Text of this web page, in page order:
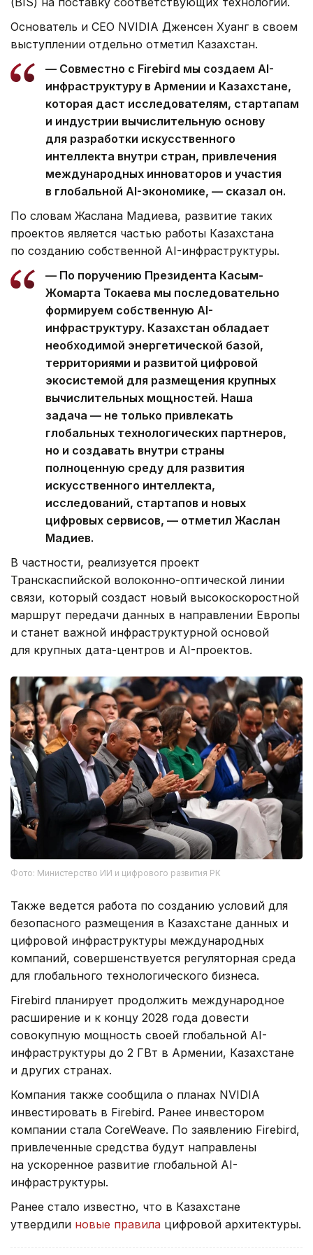
Основатель и CEO NVIDIA Дженсен Хуанг в своем
выступлении отдельно отметил Казахстан.
— Совместно с Firebird мы создаем AI-
инфраструктуру в Армении и Казахстане,
которая даст исследователям, стартапам
и индустрии вычислительную основу
для разработки искусственного
интеллекта внутри стран, привлечения
международных инноваторов и участия
в глобальной AI-экономике, — сказал он.
По словам Жаслана Мадиева, развитие таких
проектов является частью работы Казахстана
по созданию собственной AI-инфраструктуры.
— По поручению Президента Касым-
Жомарта Токаева мы последовательно
формируем собственную AI-
инфраструктуру. Казахстан обладает
необходимой энергетической базой,
территориями и развитой цифровой
экосистемой для размещения крупных
вычислительных мощностей. Наша
задача — не только привлекать
глобальных технологических партнеров,
но и создавать внутри страны
полноценную среду для развития
искусственного интеллекта,
исследований, стартапов и новых
цифровых сервисов, — отметил Жаслан
Мадиев.
В частности, реализуется проект
Транскаспийской волоконно-оптической линии
связи, который создаст новый высокоскоростной
маршрут передачи данных в направлении Европы
и станет важной инфраструктурной основой
для крупных дата-центров и AI-проектов.
Фото: Министерство ИИ и цифрового развития РК
Также ведется работа по созданию условий для
безопасного размещения в Казахстане данных и
цифровой инфраструктуры международных
компаний, совершенствуется регуляторная среда
для глобального технологического бизнеса.
Firebird планирует продолжить международное
расширение и к концу 2028 года довести
совокупную мощность своей глобальной AI-
инфраструктуры до 2 ГВт в Армении, Казахстане
и других странах.
Компания также сообщила о планах NVIDIA
инвестировать в Firebird. Ранее инвестором
компании стала CoreWeave. По заявлению Firebird,
привлеченные средства будут направлены
на ускоренное развитие глобальной AI-
инфраструктуры.
Ранее стало известно, что в Казахстане
утвердили новые правила цифровой архитектуры.